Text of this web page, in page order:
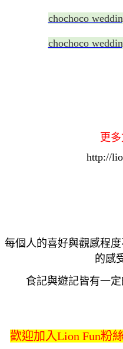
chochoco
chochoco
更
http://
每個人的喜好與觀感程
的感
食記與遊記皆有一
歡迎加入Lion Fun粉